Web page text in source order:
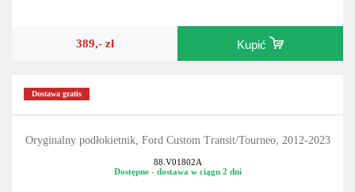
389,- zł Kupić
Dostawa gratis
Oryginalny podłokietnik, Ford Custom Transit/Tourneo, 2012-2023
88.V01802A
Dostępne - dostawa w ciągu 2 dni